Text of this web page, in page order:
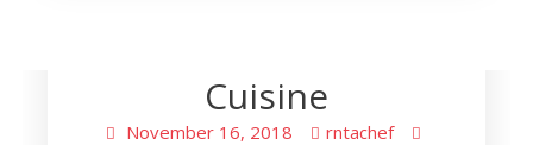
Cuisine
November 16, 2018
rntachef